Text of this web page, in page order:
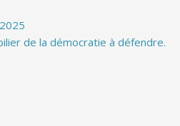
de la démocratie à défendre.